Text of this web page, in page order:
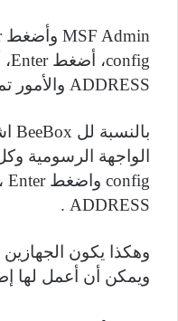
MSF Admin وأضغط
config، أضغطEnter
ADDRESS والأمور
بالنسبة لل BeeBox
الواجهة الرسومية
config واضغطEnter
ADDRESS
.
وهكذا يكون
ويمكن أن أعمل لها